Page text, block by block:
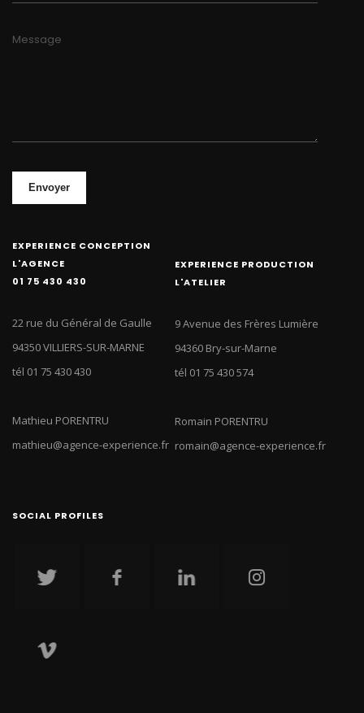
Message
Envoyer
EXPERIENCE CONCEPTION
L'AGENCE
01 75 430 430
22 rue du Général de Gaulle
94350 VILLIERS-SUR-MARNE
tél 01 75 430 430
Mathieu PORENTRU
mathieu@agence-experience.fr
EXPERIENCE PRODUCTION
L'ATELIER
9 Avenue des Frères Lumière
94360 Bry-sur-Marne
tél 01 75 430 574
Romain PORENTRU
romain@agence-experience.fr
SOCIAL PROFILES